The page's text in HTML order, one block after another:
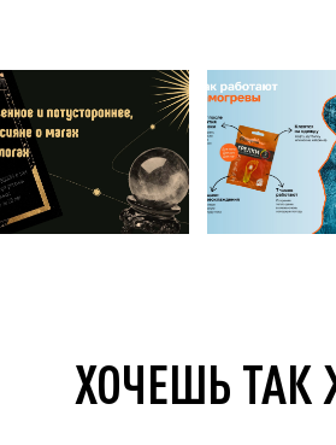
ХОЧЕШЬ ТАК